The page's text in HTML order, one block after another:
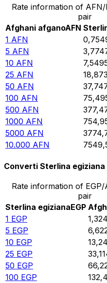
Rate information of
pair
Afghani afganoAFN
1 AFN
5 AFN
10 AFN
25 AFN
50 AFN
100 AFN
500 AFN
1000 AFN
5000 AFN
10.000 AFN
Converti Sterlina
Rate information of
pair
Sterlina egizianaEGP
1 EGP
5 EGP
10 EGP
25 EGP
50 EGP
100 EGP